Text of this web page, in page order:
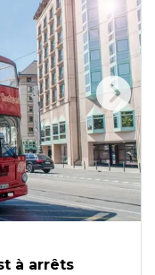
à arrêts